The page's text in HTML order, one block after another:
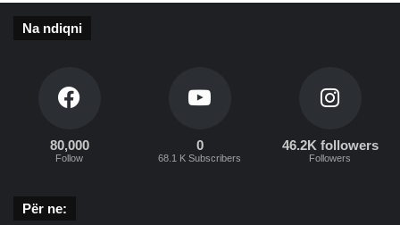
Na ndiqni
80,000
Follow
0
68.1 K Subscribers
46.2K followers
Followers
Për ne: